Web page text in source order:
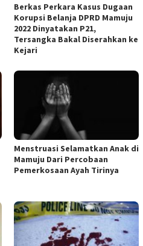
Berkas Perkara Kasus Dugaan
Korupsi Belanja DPRD Mamuju
2022 Dinyatakan P21,
Tersangka Bakal Diserahkan ke
Kejari
Menstruasi Selamatkan Anak di
Mamuju Dari Percobaan
Pemerkosaan Ayah Tirinya